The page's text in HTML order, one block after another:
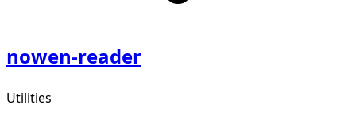
nowen-reader
Utilities